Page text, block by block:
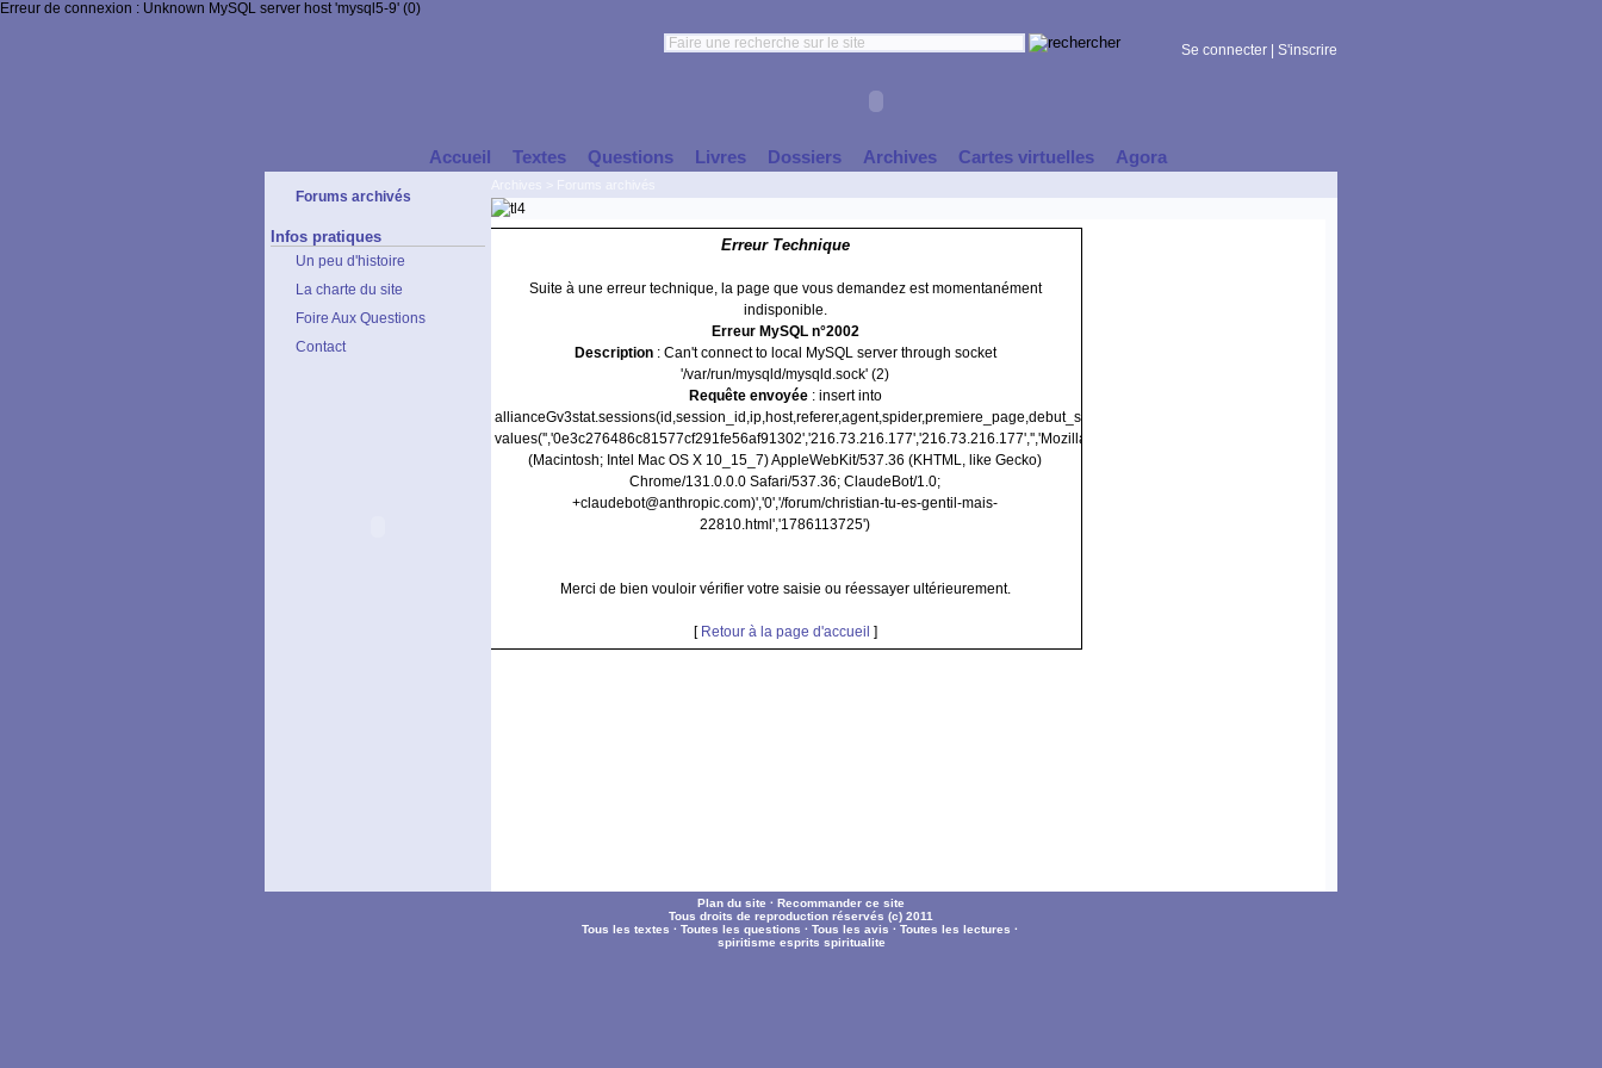
Erreur de connexion : Unknown MySQL server host 'mysql5-9' (0)
Se connecter S'inscrire
Accueil Textes Questions Livres Dossiers Archives Cartes virtuelles Agora
Forums archivés
Infos pratiques
Un peu d'histoire
La charte du site
Foire Aux Questions
Contact
Erreur Technique
Suite à une erreur technique, la page que vous demandez est momentanément
indisponible.
Erreur MySQL n°2002
Description: Can't connect to local MySQL server through socket
'/var/run/mysqld/mysqld.sock' (2)
Requête envoyée: insert into
allianceGv3stat.sessions(id,session_id,ip,host,referer,agent,spider,premiere_page,debut_session)
values('','0e3c276486c81577cf291fe56af91302','216.73.216.177','216.73.216.177','','Mozilla/5.0
(Macintosh; Intel Mac OS X 10_15_7) AppleWebKit/537.36 (KHTML, like Gecko)
Chrome/131.0.0.0 Safari/537.36; ClaudeBot/1.0;
+claudebot@anthropic.com)','0','/forum/christian-tu-es-gentil-mais-
22810.html','1786113725')
Merci de bien vouloir vérifier votre saisie ou réessayer ultérieurement.
[ Retour à la page d'accueil ]
Plan du site · Recommander ce site
Tous droits de reproduction réservés (c) 2011
Tous les textes · Toutes les questions · Tous les avis · Toutes les lectures ·
spiritisme esprits spiritualite